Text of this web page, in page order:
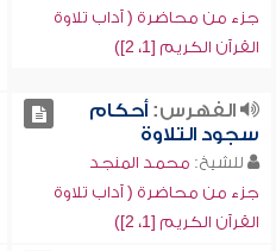
جزء من محاضرة ( آداب تلاوة
القرآن الكريم [1، 2])
الفهرس:أحكام
سجود التلاوة
للشيخ: محمد المنجد
جزء من محاضرة ( آداب تلاوة
القرآن الكريم [1، 2])